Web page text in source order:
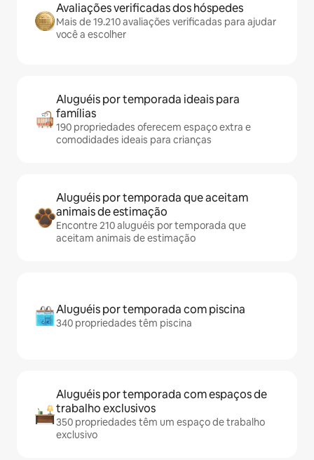
Avaliações verificadas dos hóspedes
Mais de 19.210 avaliações verificadas para ajudar
você a escolher
Aluguéis por temporada ideais para
famílias
190 propriedades oferecem espaço extra e
comodidades ideais para crianças
Aluguéis por temporada que aceitam
animais de estimação
Encontre 210 aluguéis por temporada que
aceitam animais de estimação
Aluguéis por temporada com piscina
340 propriedades têm piscina
Aluguéis por temporada com espaços de
trabalho exclusivos
350 propriedades têm um espaço de trabalho
exclusivo